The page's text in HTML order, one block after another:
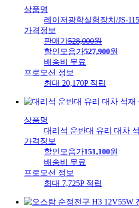
상품명
레이저광학실험장치/JS-
가격정보
판매가528,000원
할인모음가527,900원
배송비
무료
프로모션 정보
최대 20,170P 적립
상품명
대리석 운반대 유리 대차
가격정보
할인모음가151,100원
배송비
무료
프로모션 정보
최대 7,725P 적립